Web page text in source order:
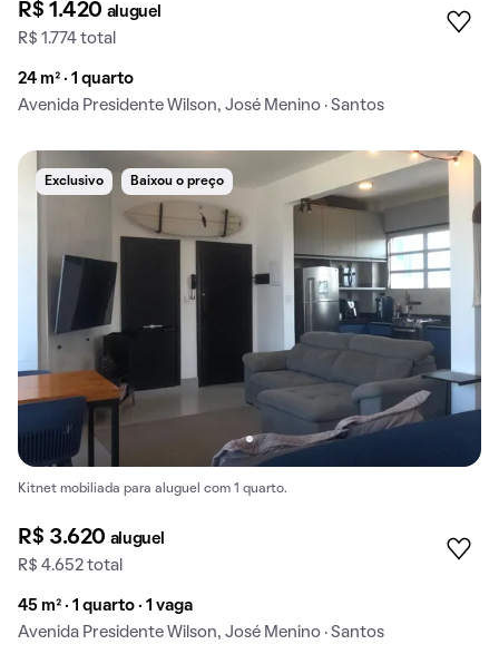
R$ 1.420 aluguel
R$ 1.774 total
24 m² · 1 quarto
Avenida Presidente Wilson, José Menino · Santos
Exclusivo Baixou o preço
Kitnet mobiliada para aluguel com 1 quarto.
R$ 3.620 aluguel
R$ 4.652 total
45 m² · 1 quarto · 1 vaga
Avenida Presidente Wilson, José Menino · Santos